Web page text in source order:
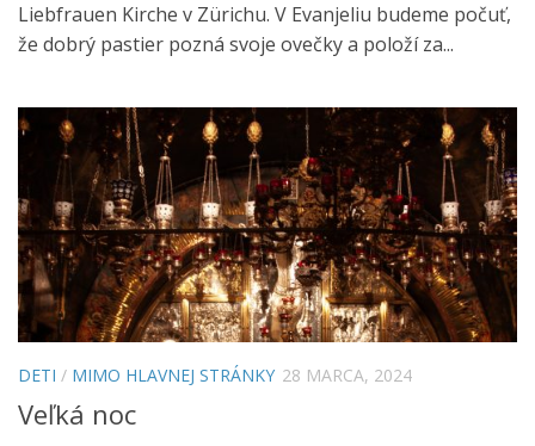
Liebfrauen Kirche v Zürichu. V Evanjeliu budeme počuť,
že dobrý pastier pozná svoje ovečky a položí za...
DETI / MIMO HLAVNEJ STRÁNKY 28 MARCA, 2024
Veľká noc